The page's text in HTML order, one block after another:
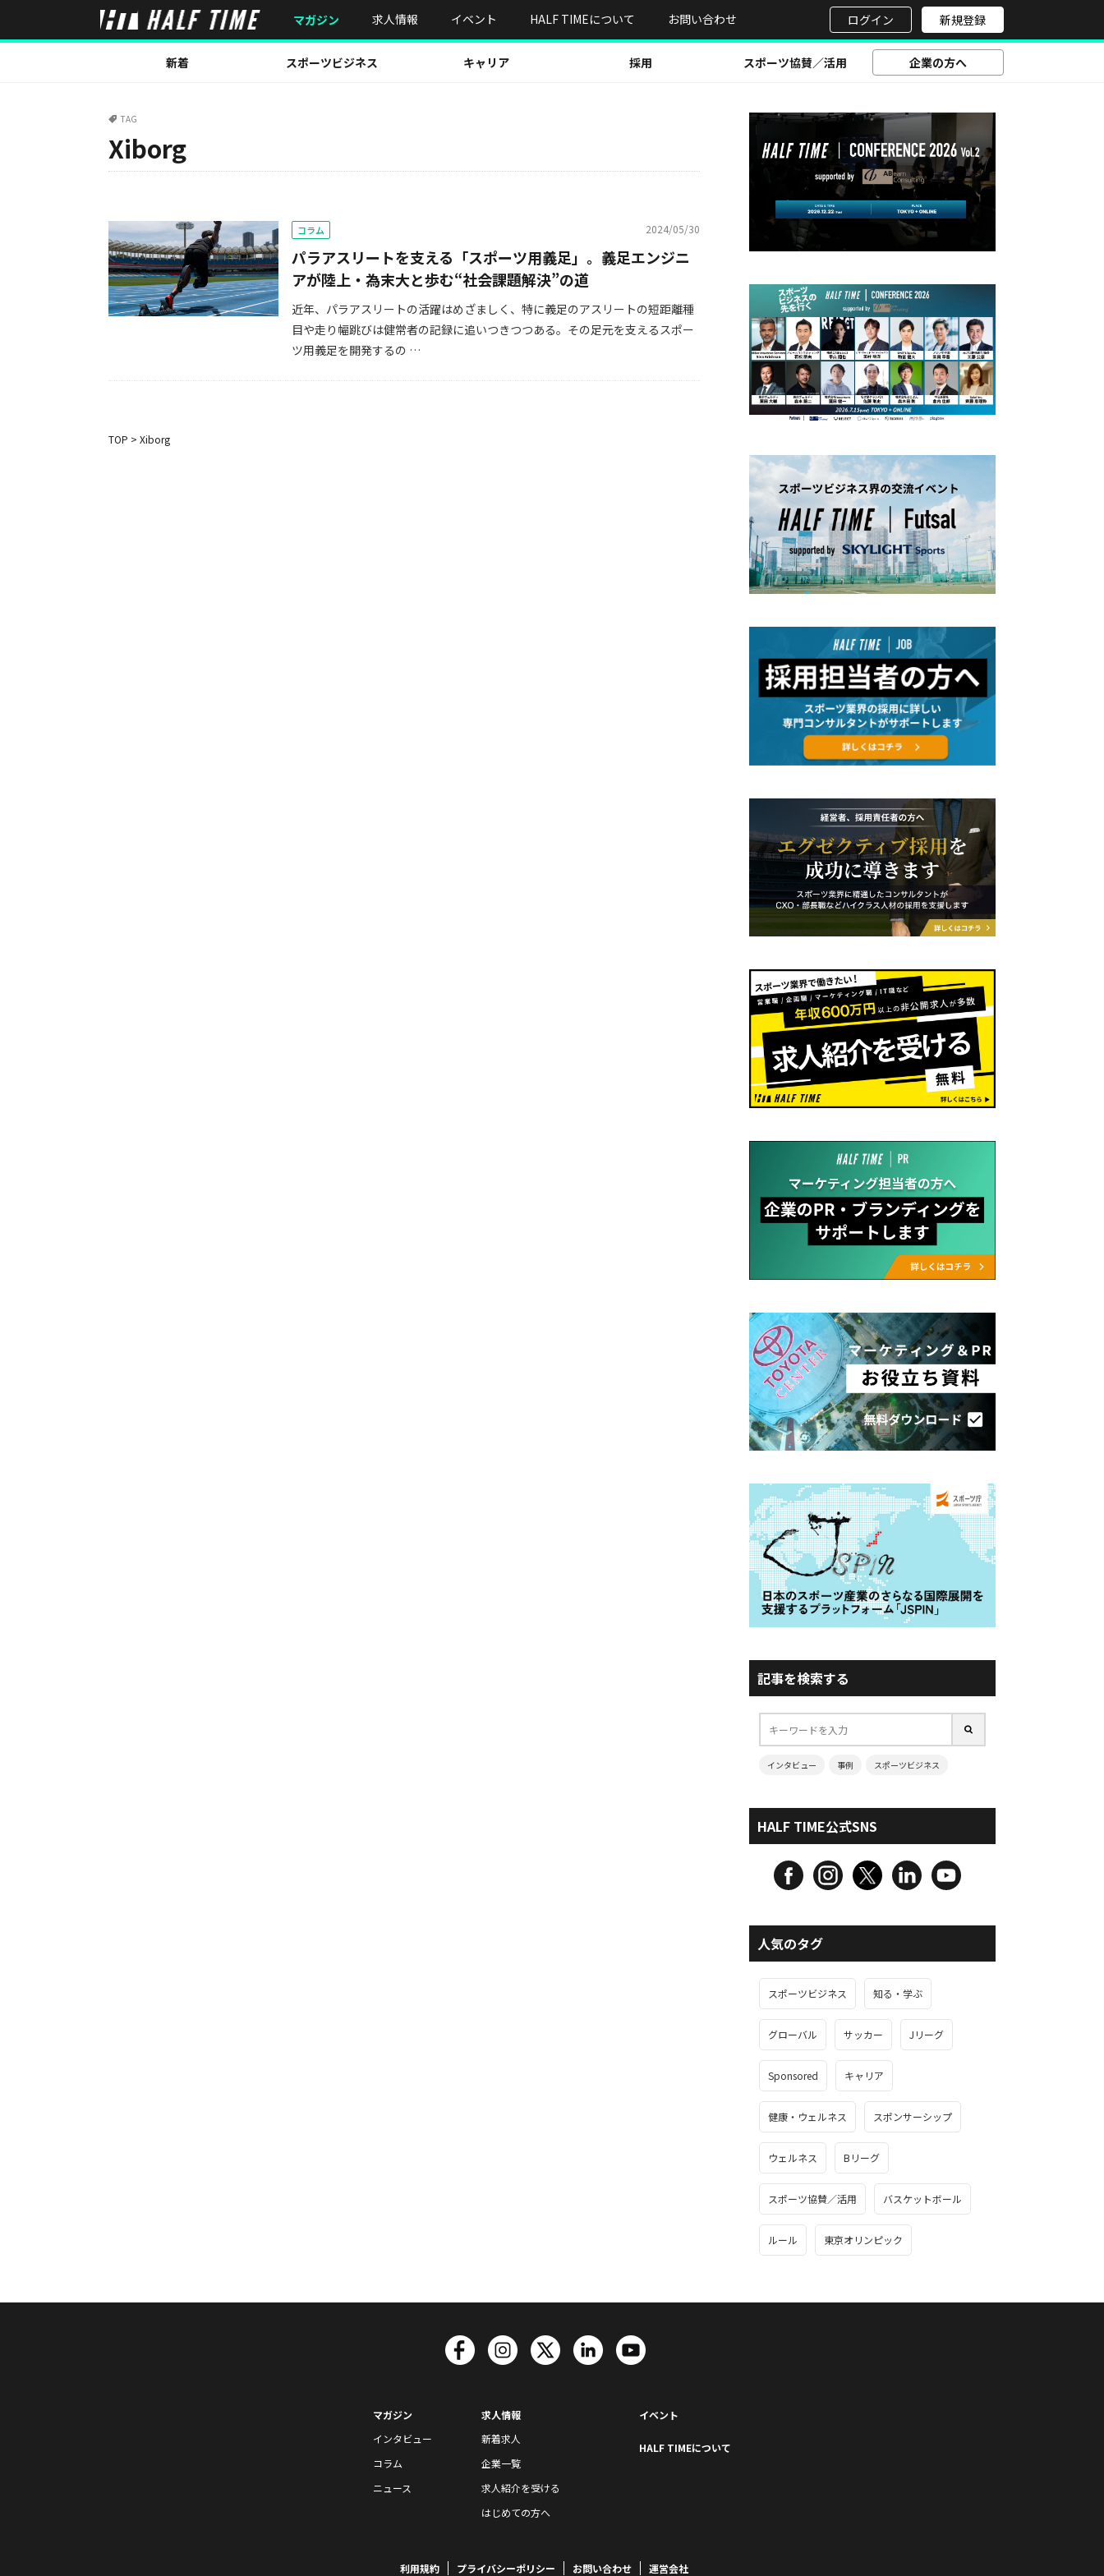
マガジン 求人情報 イベント HALF TIMEについて お問い合わせ ログイン 新規登録
新着 スポーツビジネス キャリア 採用 スポーツ協賛／活用 企業の方へ
TAG
Xiborg
コラム 2024/05/30
パラアスリートを支える「スポーツ用義足」。義足エンジニ
アが陸上・為末大と歩む“社会課題解決”の道
近年、パラアスリートの活躍はめざましく、特に義足のアスリートの短距離種
目や走り幅跳びは健常者の記録に追いつきつつある。その足元を支えるスポー
ツ用義足を開発するの …
TOP > Xiborg
記事を検索する
インタビュー 事例 スポーツビジネス
HALF TIME公式SNS
人気のタグ
スポーツビジネス 知る・学ぶ
グローバル サッカー Jリーグ
Sponsored キャリア
健康・ウェルネス スポンサーシップ
ウェルネス Bリーグ
スポーツ協賛／活用 バスケットボール
ルール 東京オリンピック
マガジン
インタビュー
コラム
ニュース
求人情報
新着求人
企業一覧
求人紹介を受ける
はじめての方へ
イベント
HALF TIMEについて
利用規約 プライバシーポリシー お問い合わせ 運営会社